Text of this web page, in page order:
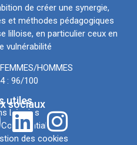
de créer une synergie,
et méthodes pédagogiques
lilloise, en particulier ceux en
vulnérabilité
HOMMES
: 96/100
utiles
Légales
des cookies
sociaux